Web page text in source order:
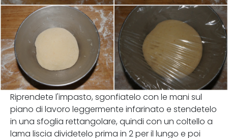
Riprendete l'impasto, sgonfiatelo con le mani sul
piano di lavoro leggermente infarinato e stendetelo
in una sfoglia rettangolare, quindi con un coltello a
lama liscia dividetelo prima in 2 per il lungo e poi